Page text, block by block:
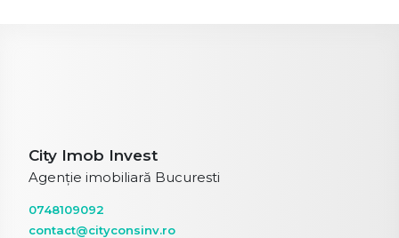
City Imob Invest
Agenție imobiliară Bucuresti
0748109092
contact@cityconsinv.ro